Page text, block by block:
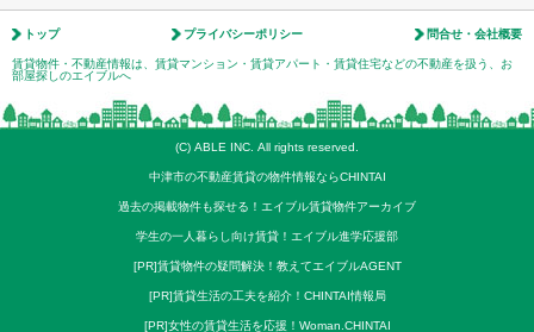
トップ プライバシーポリシー 問合せ・会社概要
賃貸物件・不動産情報は、賃貸マンション・賃貸アパート・賃貸住宅などの不動産を扱う、お
部屋探しのエイブルへ
(C) ABLE INC. All rights reserved.
中津市の不動産賃貸の物件情報ならCHINTAI
過去の掲載物件も探せる！エイブル賃貸物件アーカイブ
学生の一人暮らし向け賃貸！エイブル進学応援部
[PR]賃貸物件の疑問解決！教えてエイブルAGENT
[PR]賃貸生活の工夫を紹介！CHINTAI情報局
[PR]女性の賃貸生活を応援！Woman.CHINTAI